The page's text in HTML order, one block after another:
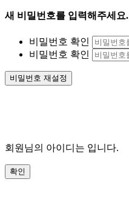
새 비밀번호를 입력해주세요.
비밀번호 확인
비밀번호 확인
회원님의 아이디는 입니다.